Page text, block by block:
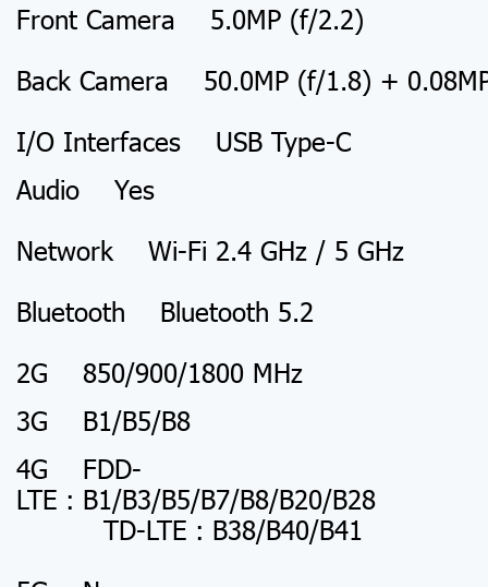
Front Camera 5.0MP (f/2.2)
Back Camera 50.0MP (f/1.8) +
I/O Interfaces USB Type-C
Audio Yes
Network Wi-Fi 2.4 GHz / 5 GHz
Bluetooth Bluetooth 5.2
2G 850/900/1800 MHz
3G B1/B5/B8
4G FDD-
LTE : B1/B3/B5/B7/B8/B20/B28
TD-LTE : B38/B40/B41